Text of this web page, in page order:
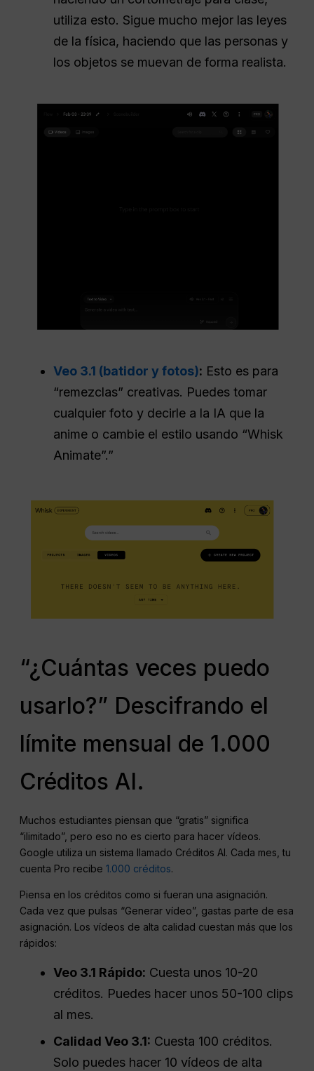
utiliza esto. Sigue mucho mejor las leyes
de la física, haciendo que las personas y
los objetos se muevan de forma realista.
Veo 3.1 (batidor y fotos): Esto es para
“remezclas” creativas. Puedes tomar
cualquier foto y decirle a la IA que la
anime o cambie el estilo usando “Whisk
Animate”.”
“¿Cuántas veces puedo
usarlo?” Descifrando el
límite mensual de 1.000
Créditos AI.
Muchos estudiantes piensan que “gratis” significa
“ilimitado”, pero eso no es cierto para hacer vídeos.
Google utiliza un sistema llamado Créditos AI. Cada mes, tu
cuenta Pro recibe1.000 créditos.
Piensa en los créditos como si fueran una asignación.
Cada vez que pulsas “Generar vídeo”, gastas parte de esa
asignación. Los vídeos de alta calidad cuestan más que los
rápidos:
Veo 3.1 Rápido: Cuesta unos 10-20
créditos. Puedes hacer unos 50-100 clips
al mes.
Calidad Veo 3.1: Cuesta 100 créditos.
Solo puedes hacer 10 vídeos de alta